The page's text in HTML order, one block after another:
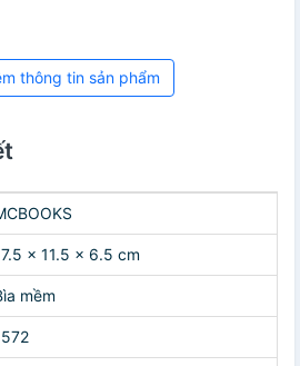
thông tin sản phẩm
x 11.5 x 6.5 cm
mềm